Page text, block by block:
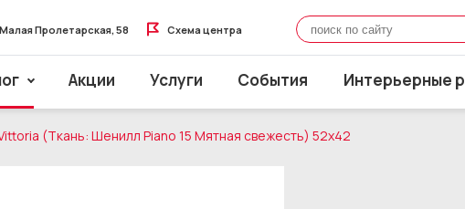
Акции Услуги События Интерьерные
Пролетарская, 58 Схема центра
(Ткань: Шенилл Piano 15 Мятная свежесть) 52x42